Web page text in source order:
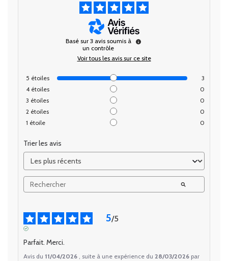
Basé sur 3 avis soumis à
un contrôle
Voir tous les avis sur ce site
5 étoiles
3
4 étoiles
0
3 étoiles
0
2 étoiles
0
1 étoile 0
Trier les avis
5/5
Parfait. Merci.
Avis du 11/04/2026 , suite à une expérience du 28/03/2026 par